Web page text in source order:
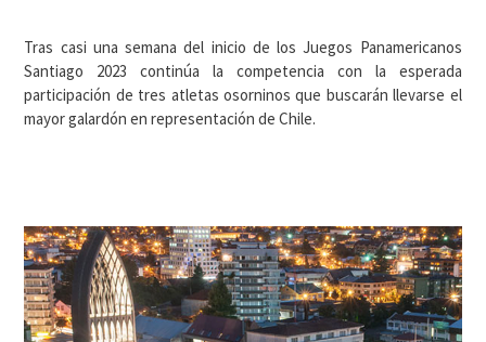
Tras casi una semana del inicio de los Juegos Panamericanos
Santiago 2023 continúa la competencia con la esperada
participación de tres atletas osorninos que buscarán llevarse el
mayor galardón en representación de Chile.